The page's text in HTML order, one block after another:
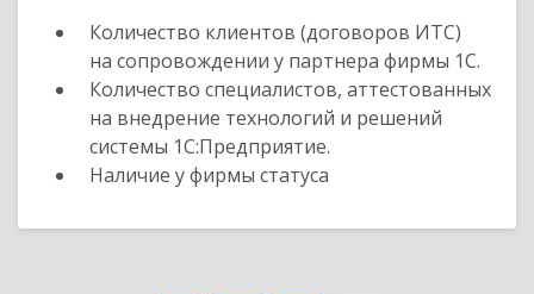
Количество клиентов (договоров ИТС)
на сопровождении у партнера фирмы 1С.
Количество специалистов, аттестованных
на внедрение технологий и решений
системы 1С:Предприятие.
Наличие у фирмы статуса